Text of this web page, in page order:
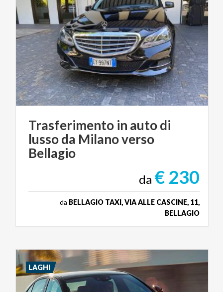
Trasferimento in auto di
lusso da Milano verso
Bellagio
da € 230
da BELLAGIO TAXI, VIA ALLE CASCINE, 11,
BELLAGIO
LAGHI